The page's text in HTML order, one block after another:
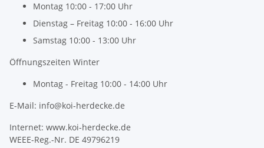
Montag 10:00 - 17:00 Uhr
Dienstag – Freitag 10:00 - 16:00 Uhr
Samstag 10:00 - 13:00 Uhr
Öffnungszeiten Winter
Montag - Freitag 10:00 - 14:00 Uhr
E-Mail: info@koi-herdecke.de
Internet: www.koi-herdecke.de
WEEE-Reg.-Nr. DE 49796219